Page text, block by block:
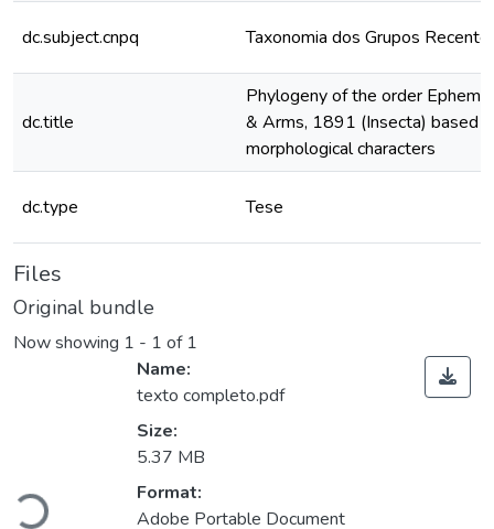
dc.subject.cnpq Taxonomia dos Grupos
dc.title
Phylogeny of the order
& Arms, 1891 (Insecta) based
morphological characters
dc.type Tese
Files
Original bundle
Now showing 1 - 1 of 1
Loading...
Name:
texto completo.pdf
Size:
5.37 MB
Format:
Adobe Portable Document